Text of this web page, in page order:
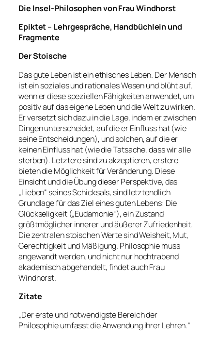
Die Insel-Philosophen von Frau Windhorst
Epiktet – Lehrgespräche, Handbüchlein und
Fragmente
Der Stoische
Das gute Leben ist ein ethisches Leben. Der Mensch
ist ein soziales und rationales Wesen und blüht auf,
wenn er diese speziellen Fähigkeiten anwendet, um
positiv auf das eigene Leben und die Welt zu wirken.
Er versetzt sich dazu in die Lage, indem er zwischen
Dingen unterscheidet, auf die er Einfluss hat (wie
seine Entscheidungen), und solchen, auf die er
keinen Einfluss hat (wie die Tatsache, dass wir alle
sterben). Letztere sind zu akzeptieren, erstere
bieten die Möglichkeit für Veränderung. Diese
Einsicht und die Übung dieser Perspektive, das
„Lieben“ seines Schicksals, sind letztendlich
Grundlage für das Ziel eines guten Lebens: Die
Glückseligkeit („Eudamonie“), ein Zustand
größtmöglicher innerer und äußerer Zufriedenheit.
Die zentralen stoischen Werte sind Weisheit, Mut,
Gerechtigkeit und Mäßigung. Philosophie muss
angewandt werden, und nicht nur hochtrabend
akademisch abgehandelt, findet auch Frau
Windhorst.
Zitate
„Der erste und notwendigste Bereich der
Philosophie umfasst die Anwendung ihrer Lehren.“